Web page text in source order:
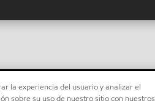
la experiencia del usuario y analizar el
sobre su uso de nuestro sitio con nuestros